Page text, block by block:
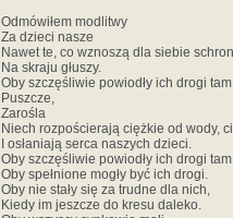
Odmówiłem modlitwy
Za dzieci nasze
Nawet te, co wznoszą dla siebie
Na skraju głuszy.
Oby szczęśliwie powiodły ich drogi
Puszcze,
Zarośla
Niech rozpościerają ciężkie od wody,
I osłaniają serca naszych dzieci.
Oby szczęśliwie powiodły ich drogi
Oby spełnione mogły być ich drogi.
Oby nie stały się za trudne dla nich,
Kiedy im jeszcze do kresu daleko.